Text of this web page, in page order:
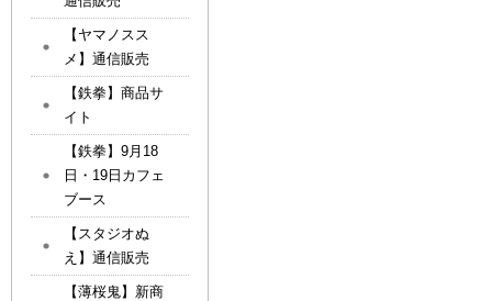
【ヤマノスス
メ】通信販売
【鉄拳】商品サ
イト
【鉄拳】9月18
日・19日カフェ
ブース
【スタジオぬ
え】通信販売
【薄桜鬼】新商